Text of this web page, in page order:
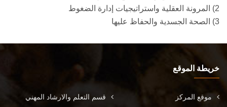
2) المرونة العقلية واستراتيجيات إدارة الضغوط
3) الصحة الجسدية والحفاظ عليها
خريطة الموقع
موقع المركز قسم التعلم والارشاد المهني